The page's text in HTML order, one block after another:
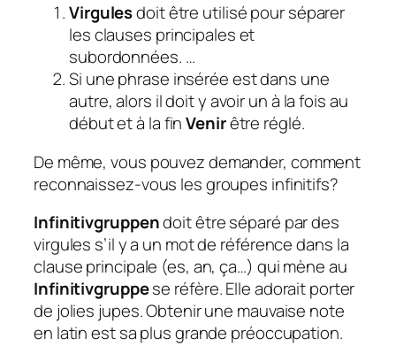
Virgulesdoit être utilisé pour séparer
les clauses principales et
subordonnées. …
Si une phrase insérée est dans une
autre, alors il doit y avoir un à la fois au
début et à la finVenirêtre réglé.
De même, vous pouvez demander, comment
reconnaissez-vous les groupes infinitifs?
Infinitivgruppendoit être séparé par des
virgules s’il y a un mot de référence dans la
clause principale (es, an, ça…) qui mène au
Infinitivgruppese réfère. Elle adorait porter
de jolies jupes. Obtenir une mauvaise note
en latin est sa plus grande préoccupation.